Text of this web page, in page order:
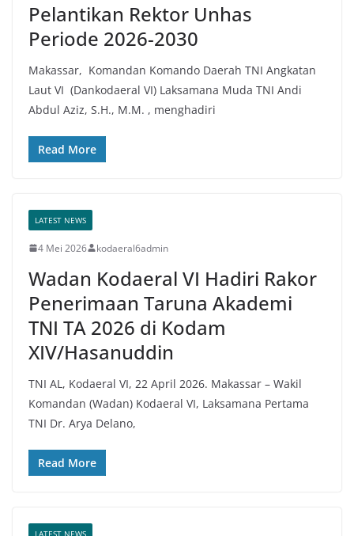
Pelantikan Rektor Unhas
Periode 2026-2030
Makassar, Komandan Komando Daerah TNI Angkatan
Laut VI (Dankodaeral VI) Laksamana Muda TNI Andi
Abdul Aziz, S.H., M.M. , menghadiri
Read More
LATEST NEWS
4 Mei 2026 kodaeral6admin
Wadan Kodaeral VI Hadiri Rakor
Penerimaan Taruna Akademi
TNI TA 2026 di Kodam
XIV/Hasanuddin
TNI AL, Kodaeral VI, 22 April 2026. Makassar – Wakil
Komandan (Wadan) Kodaeral VI, Laksamana Pertama
TNI Dr. Arya Delano,
Read More
LATEST NEWS